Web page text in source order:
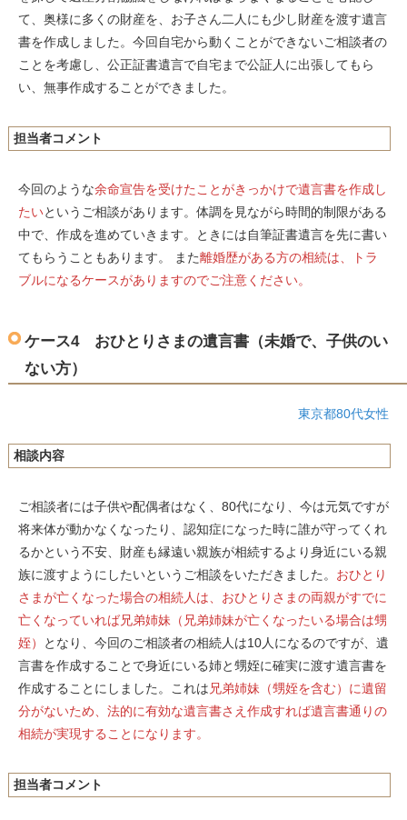
て、奥様に多くの財産を、お子さん二人にも少し財産を渡す遺言
書を作成しました。今回自宅から動くことができないご相談者の
ことを考慮し、公正証書遺言で自宅まで公証人に出張してもら
い、無事作成することができました。
担当者コメント
今回のような余命宣告を受けたことがきっかけで遺言書を作成し
たいというご相談があります。体調を見ながら時間的制限がある
中で、作成を進めていきます。ときには自筆証書遺言を先に書い
てもらうこともあります。 また離婚歴がある方の相続は、トラ
ブルになるケースがありますのでご注意ください。
ケース4 おひとりさまの遺言書（未婚で、子供のい
ない方）
東京都80代女性
相談内容
ご相談者には子供や配偶者はなく、80代になり、今は元気ですが
将来体が動かなくなったり、認知症になった時に誰が守ってくれ
るかという不安、財産も縁遠い親族が相続するより身近にいる親
族に渡すようにしたいというご相談をいただきました。 おひとり
さまが亡くなった場合の相続人は、おひとりさまの両親がすでに
亡くなっていれば兄弟姉妹（兄弟姉妹が亡くなったいる場合は甥
姪）
となり、今回のご相談者の相続人は10人になるのですが、遺
言書を作成することで身近にいる姉と甥姪に確実に渡す遺言書を
作成することにしました。これは 兄弟姉妹（甥姪を含む）に遺留
分がないため、法的に有効な遺言書さえ作成すれば遺言書通りの
相続が実現することになります。
担当者コメント